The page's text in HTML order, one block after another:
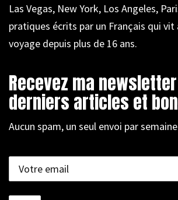
Las Vegas, New York, Los Angeles,
pratiques écrits par un Français qui
voyage depuis plus de 16 ans.
Recevez ma
derniers articles et
Aucun spam, un seul envoi par